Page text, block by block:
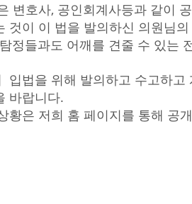
변호사, 공인회계사등과 같이
것이 이 법을 발의하신 의원님
정들과도 어깨를 견줄 수 있는
입법을 위해 발의하고 수고하
바랍니다.
황은 저희 홈 페이지를 통해 공